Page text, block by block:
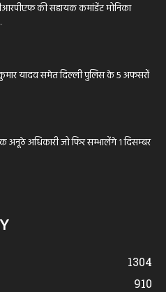
की सहायक कमांडेंट मोनिका
यादव समेत दिल्ली पुलिस के 5 अफसरों
अधिकारी जो फिर सम्भालेंगे 1 दिसम्बर
1304
910